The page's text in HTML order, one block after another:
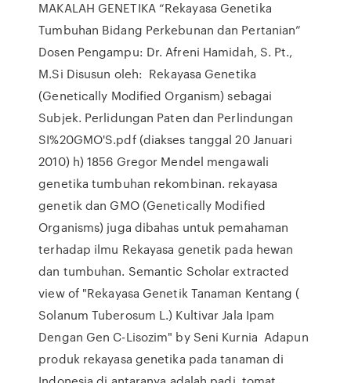
MAKALAH GENETIKA “Rekayasa Genetika
Tumbuhan Bidang Perkebunan dan Pertanian”
Dosen Pengampu: Dr. Afreni Hamidah, S. Pt.,
M.Si Disusun oleh: Rekayasa Genetika
(Genetically Modified Organism) sebagai
Subjek. Perlidungan Paten dan Perlindungan
SI%20GMO'S.pdf (diakses tanggal 20 Januari
2010) h) 1856 Gregor Mendel mengawali
genetika tumbuhan rekombinan. rekayasa
genetik dan GMO (Genetically Modified
Organisms) juga dibahas untuk pemahaman
terhadap ilmu Rekayasa genetik pada hewan
dan tumbuhan. Semantic Scholar extracted
view of "Rekayasa Genetik Tanaman Kentang (
Solanum Tuberosum L.) Kultivar Jala Ipam
Dengan Gen C-Lisozim" by Seni Kurnia Adapun
produk rekayasa genetika pada tanaman di